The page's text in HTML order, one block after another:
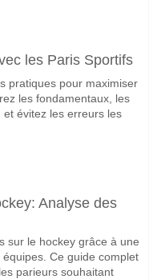
les Paris Sportifs
pratiques pour maximiser
les fondamentaux, les
évitez les erreurs les
Analyse des
sur le hockey grâce à une
Ce guide complet
parieurs souhaitant